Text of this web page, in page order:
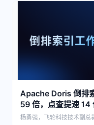
Apache Doris 倒排
59 倍，点查提速 14
杨勇强，飞轮科技技术副总